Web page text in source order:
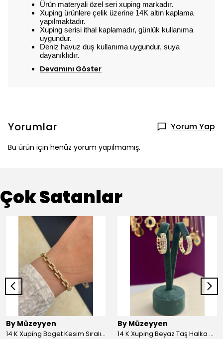
Ürün materyali özel seri xuping markadır.
Xuping ürünlere çelik üzerine 14K altın kaplama
yapılmaktadır.
Xuping serisi ithal kaplamadır, günlük kullanıma
uygundur.
Deniz havuz duş kullanıma uygundur, suya
dayanıklıdır.
Devamını Göster
Yorumlar Yorum Yap
Bu ürün için henüz yorum yapılmamış.
Çok Satanlar
By Müzeyyen
14 K Xuping Baget Kesim Sıralı Bileklik
By Müzeyyen
14 K Xuping Beyaz Taş Halka Küpe